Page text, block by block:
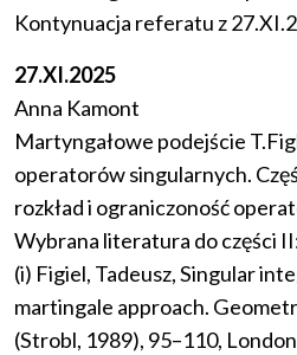
Kontynuacja referatu z
27.XI.2025
Anna Kamont
Martyngałowe podejście
operatorów singularnych.
rozkład i ograniczoność
Wybrana literatura do części
(i) Figiel, Tadeusz, Singular
martingale approach.
(Strobl, 1989), 95–110,